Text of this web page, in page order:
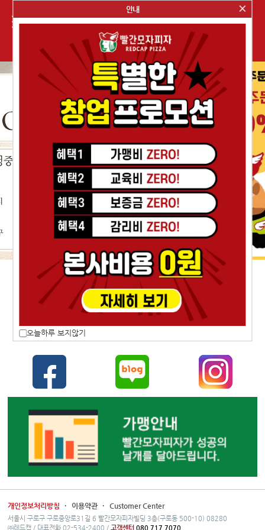
안내
오늘하루 보지않기
매장찾기 브랜드스토리
개인정보처리방침 · 이용약관 · Customer Center
서울시 구로구 구로중앙로31길 6 빨간모자피자빌딩 3층(구로동 500-10) 08280
㈜레드캡 / 대표전화 02-534-2400 /고객센터 080.717.7070